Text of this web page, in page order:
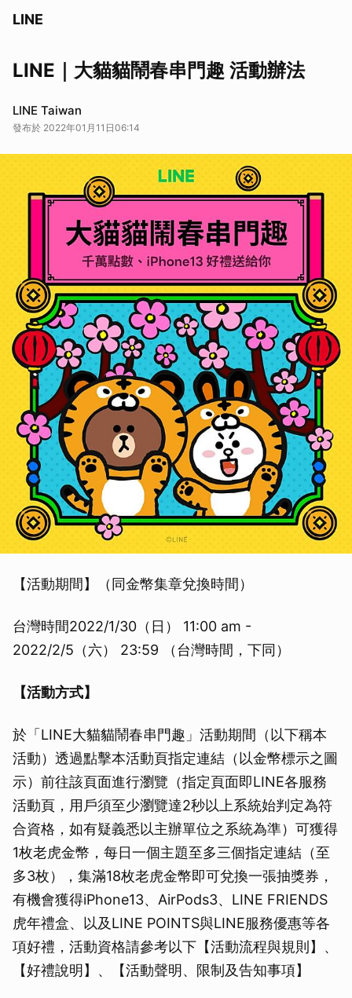
LINE
LINE｜大貓貓鬧春串門趣 活動辦法
LINE Taiwan
發布於 2022年01月11日06:14
【活動期間】（同金幣集章兌換時間）
台灣時間2022/1/30（日） 11:00 am -
2022/2/5（六） 23:59 （台灣時間，下同）
【活動方式】
於「LINE大貓貓鬧春串門趣」活動期間（以下稱本
活動）透過點擊本活動頁指定連結（以金幣標示之圖
示）前往該頁面進行瀏覽（指定頁面即LINE各服務
活動頁，用戶須至少瀏覽達2秒以上系統始判定為符
合資格，如有疑義悉以主辦單位之系統為準）可獲得
1枚老虎金幣，每日一個主題至多三個指定連結（至
多3枚），集滿18枚老虎金幣即可兌換一張抽獎券，
有機會獲得iPhone13、AirPods3、LINE FRIENDS
虎年禮盒、以及LINE POINTS與LINE服務優惠等各
項好禮，活動資格請參考以下【活動流程與規則】、
【好禮說明】、【活動聲明、限制及告知事項】